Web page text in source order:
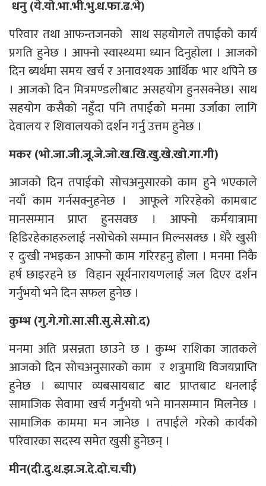
धनु (ये.यो.भा.भी.भु.ध.फा.ढ.भे)
परिवार तथा आफन्तजनको साथ सहयोगले तपाईको कार्य
प्रगति हुनेछ । आफ्नो स्वास्थ्यमा ध्यान दिनुहोला । आजको
दिन ब्यर्थमा समय खर्च र अनावश्यक आर्थिक भार थपिने छ
। आजको दिन मित्रमण्डलीबाट असहयोग हुनसक्नेछ। साथ
सहयोग कसैको नहुँदा पनि तपाईको मनमा उर्जाका लागि
देवालय र शिवालयको दर्शन गर्नु उत्तम हुनेछ ।
मकर (भो.जा.जी.जू.जे.जो.ख.खि.खु.खे.खो.गा.गी)
आजको दिन तपाईको सोचअनुसारको काम हुने भएकाले
नयाँ काम गर्नसक्नुहनेछ । आफूले गरिरहेको कामबाट
मानसम्मान प्राप्त हुनसक्छ । आफ्नो कर्मयात्रामा
हिडिरहेकाहरुलाई नसोचेको सम्मान मिल्नसक्छ । धेरै खुसी
र दुःखी नभइकन आफ्नो काम गरिरहनु होला । मनमा निकै
हर्ष छाइरहने छ विहान सूर्यनारायणलाई जल दिएर दर्शन
गर्नुभयो भने दिन सफल हुनेछ ।
कुम्भ (गु.गे.गो.सा.सी.सु.से.सो.द)
मनमा अति प्रसन्नता छाउने छ । कुम्भ राशिका जातकले
आजको दिन सोचअनुसारको काम र शत्रुमाथि विजयप्राप्ति
हुनेछ । ब्यापार व्यबसायबाट बाट प्राप्तबाट धनलाई
सामाजिक सेवामा खर्च गर्नुभयो भने मानसम्मान मिलनेछ ।
सामाजिक काममा मन जानेछ । तपाईले गरेको कार्यको
परिवारका सदस्य समेत खुसी हुनेछन् ।
मीन(दी.दु.थ.झ.ञ.दे.दो.च.ची)